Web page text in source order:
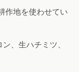
作地を使わせてい
、生ハチミツ、